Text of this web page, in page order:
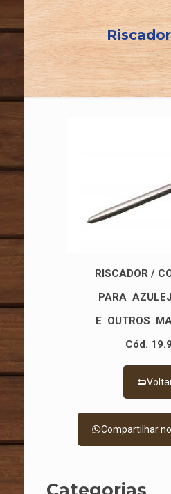
RISCADOR /
PARA
E OUTROS
Cód.
Compartilhar
Categorias